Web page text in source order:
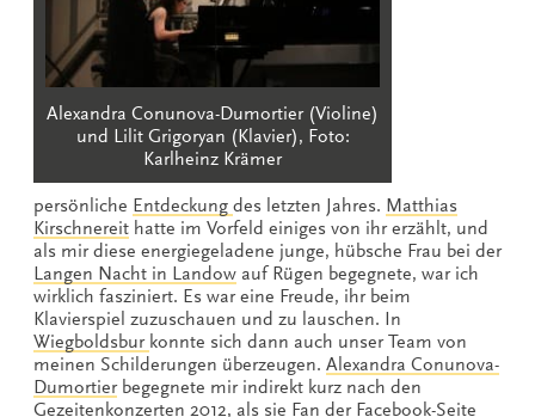
Alexandra Conunova-Dumortier (Violine)
und Lilit Grigoryan (Klavier), Foto:
Karlheinz Krämer
persönliche Entdeckung des letzten Jahres. Matthias
Kirschnereit hatte im Vorfeld einiges von ihr erzählt, und
als mir diese energiegeladene junge, hübsche Frau bei der
Langen Nacht in Landow auf Rügen begegnete, war ich
wirklich fasziniert. Es war eine Freude, ihr beim
Klavierspiel zuzuschauen und zu lauschen. In
Wiegboldsbur konnte sich dann auch unser Team von
meinen Schilderungen überzeugen. Alexandra Conunova-
Dumortierbegegnete mir indirekt kurz nach den
Gezeitenkonzerten 2012, als sie Fan der Facebook-Seite